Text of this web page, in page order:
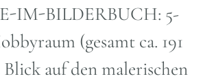
IM-BILDERBUCH: 5-
(gesamt ca. 191
auf den malerischen